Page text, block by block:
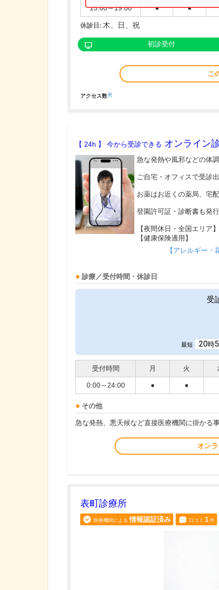
15:00～19:00 ● ●
休診日: 木、日、祝
初診受付
こ
アクセス数※
【 24h 】 今から受診できる オンライン
急な発熱や風邪などの体
ご自宅・オフィスで受診
お薬はお近くの薬局、宅
登園許可証・診断書も発
【夜間休日・全国エリア】
【健康保険適用】
【アレルギー・
診療／受付時間・休診日
受
最短 20時
受付時間 月 火
0:00～24:00 ● ●
その他
急な発熱、悪天候など直接医療機関に掛かる
オン
表町診療所
医療機関による 情報認証済み 口コミ 1件